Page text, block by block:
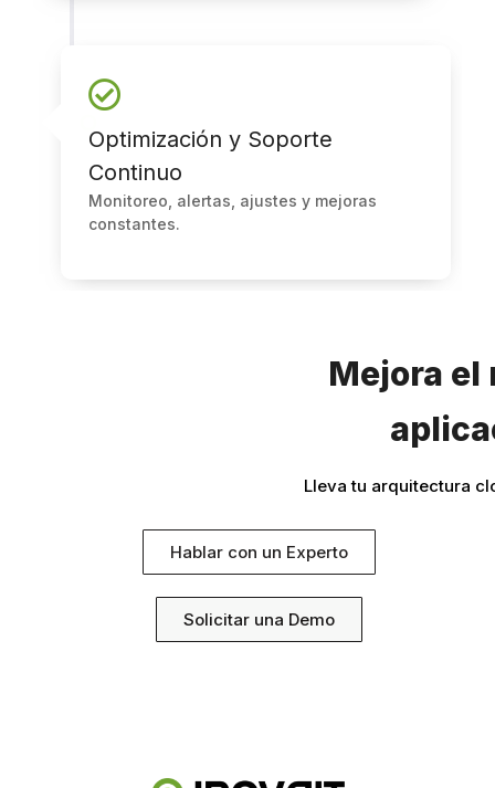
Optimización y Soporte
Continuo
Monitoreo, alertas, ajustes y mejoras
constantes.
Mejora el
Lleva tu arquitectura
Hablar con un Experto
Solicitar una Demo